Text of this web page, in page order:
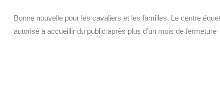
Bonne nouvelle pour les cavaliers et les familles. Le centre
autorisé à accueillir du public après plus d’un mois de fermeture